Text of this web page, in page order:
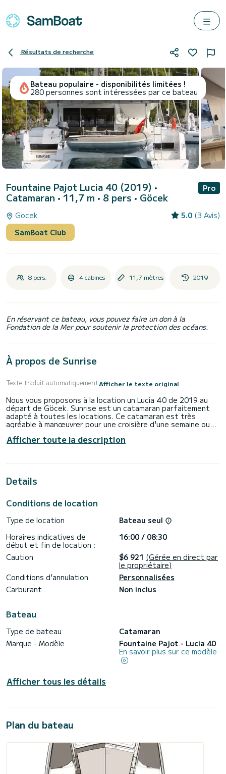
Résultats de recherche
Bateau populaire - disponibilités limitées !
280 personnes sont intéressées par ce bateau
Fountaine Pajot Lucia 40 (2019) •
Catamaran • 11,7 m • 8 pers • Göcek
Pro
Göcek 5.0 (3 Avis)
SamBoat Club
8 pers. 4 cabines 11,7 mètres 2019
En réservant ce bateau, vous pouvez faire un don à la
Fondation de la Mer pour soutenir la protection des océans.
À propos de Sunrise
Texte traduit automatiquementAfficher le texte original
Nous vous proposons à la location un Lucia 40 de 2019 au
départ de Göcek. Sunrise est un catamaran parfaitement
adapté à toutes les locations. Ce catamaran est très
agréable à manœuvrer pour une croisière d'une semaine ou
Le catamaran mesure 12 mètres de longueur avec 60
croisière.
Pour votre confort, Sunrise dispose de 4 toilettes avec
Ce bateau est équipé d'une grand-voile lattée et d'un
Pilote automatique, Haut-parleurs, Prise USB, Douche de
N'hésitez pas à nous contacter pour un devis, vous serez
accompagné par un expert SamBoat sur votre projet de
Afficher toute la description
Details
Conditions de location
Type de location
Bateau seul
Horaires indicatives de
début et fin de location :
16:00 / 08:30
Caution
$6 921 (Gérée en direct par
le propriétaire)
Conditions d'annulation
Personnalisées
Carburant
Non inclus
Bateau
Type de bateau
Catamaran
Marque - Modèle
Fountaine Pajot - Lucia 40
En savoir plus sur ce modèle
Afficher tous les détails
Plan du bateau